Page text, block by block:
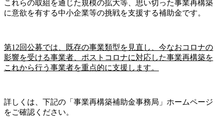
これらの取組を通じた規模の拡大等、思い切った事業再構築
に意欲を有する中小企業等の挑戦を支援する補助金です。
第12回公募では、既存の事業類型を見直し、今なおコロナの
影響を受ける事業者、ポストコロナに対応した事業再構築を
これから行う事業者を重点的に支援します。
詳しくは、下記の「事業再構築補助金事務局」ホームページ
をご確認ください。